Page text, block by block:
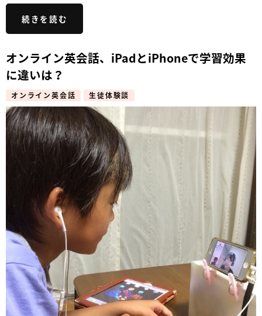
続きを読む
オンライン英会話、iPadとiPhoneで学習効果
に違いは？
オンライン英会話 生徒体験談